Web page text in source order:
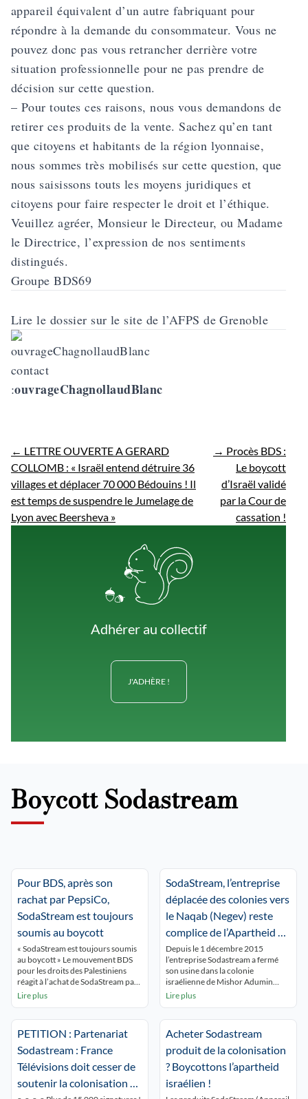
appareil équivalent d’un autre fabriquant pour
répondre à la demande du consommateur. Vous ne
pouvez donc pas vous retrancher derrière votre
situation professionnelle pour ne pas prendre de
décision sur cette question.
– Pour toutes ces raisons, nous vous demandons de
retirer ces produits de la vente. Sachez qu’en tant
que citoyens et habitants de la région lyonnaise,
nous sommes très mobilisés sur cette question, que
nous saisissons touts les moyens juridiques et
citoyens pour faire respecter le droit et l’éthique.
Veuillez agréer, Monsieur le Directeur, ou Madame
le Directrice, l’expression de nos sentiments
distingués.
Groupe BDS69
Lire le dossier sur le site de l’AFPS de Grenoble
contact
:ouvrageChagnollaudBlanc
← LETTRE OUVERTE A GERARD
COLLOMB : « Israël entend détruire 36
villages et déplacer 70 000 Bédouins ! Il
est temps de suspendre le Jumelage de
Lyon avec Beersheva »
→ Procès BDS :
Le boycott
d’Israël validé
par la Cour de
cassation !
Adhérer au collectif
J'ADHÈRE !
Boycott Sodastream
Pour BDS, après son
rachat par PepsiCo,
SodaStream est toujours
soumis au boycott
« SodaStream est toujours soumis
au boycott » Le mouvement BDS
pour les droits des Palestiniens
réagit à l’achat de SodaStream par
PepsiCo. 22 août 2018 – PepsiCo a
de gazéifier les liquides.
SodaStream a fait face à un boycott
Lire plus
SodaStream, l’entreprise
déplacée des colonies vers
le Naqab (Negev) reste
complice de l’Apartheid et
de la colonisation
Depuis le 1 décembre 2015
l’entreprise Sodastream a fermé
son usine dans la colonie
israélienne de Mishor Adumin
dans les territoire occupés. Selon
international qui avait ciblé
SodaStream ! On peut se permettre
d’en douter
Lire plus
PETITION : Partenariat
Sodastream : France
Télévisions doit cesser de
soutenir la colonisation et
Acheter Sodastream
produit de la colonisation
? Boycottons l’apartheid
israélien !